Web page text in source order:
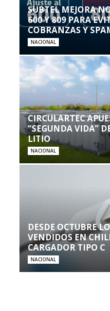
SUBTEL MEJORA
600 Y 809 PARA
COBRANZAS Y
NACIONAL
CIRCULARTEC
“SEGUNDA VIDA”
LITIO
NACIONAL
DESDE OCTUBRE
VENDIDOS EN
CARGADOR TIPO C
NACIONAL